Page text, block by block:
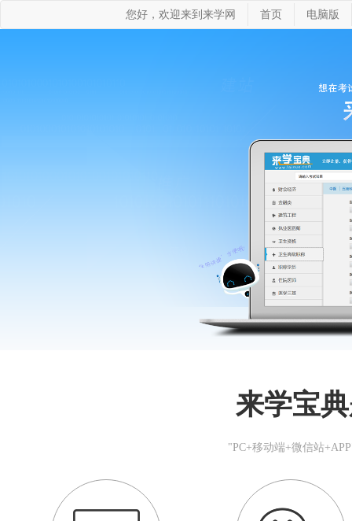
您好，欢迎来到来学网 首页 电脑版
来学宝
"PC+移动端+微信站